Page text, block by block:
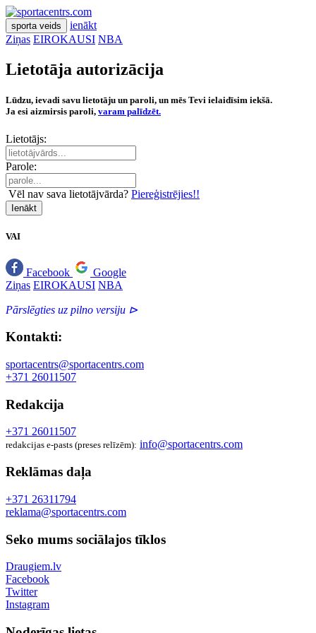
sporta veids
ienākt
Ziņas EIROKAUSI NBA
Lietotāja autorizācija
Lūdzu, ievadi savu lietotāju un paroli, un mēs Tevi ielaidīsim iekšā.
Ja esi aizmirsis paroli, varam palīdzēt.
Lietotājs:
Parole:
Vēl nav sava lietotājvārda? Piereģistrējies!!
Ienākt
VAI
Facebook
Google
Ziņas EIROKAUSI NBA
Pārslēgties uz pilno versiju ⊳
Kontakti:
sportacentrs@sportacentrs.com
+371 26011507
Redakcija
+371 26011507
redakcijas e-pasts (preses relīzēm): info@sportacentrs.com
Reklāmas daļa
+371 26311794
reklama@sportacentrs.com
Seko mums sociālajos tīklos
Draugiem.lv
Facebook
Twitter
Instagram